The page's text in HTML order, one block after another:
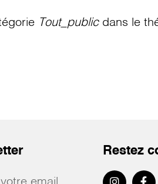
Tout_publicdans le
Restez